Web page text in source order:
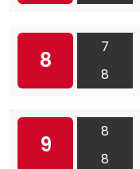
8
7
8
9
8
8